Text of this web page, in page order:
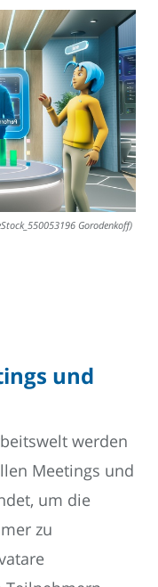
Gorodenkoff)
und
werden
Meetings und
um die
zu